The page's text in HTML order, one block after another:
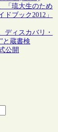
「琉大生のため
ブック2012」
ディスカバリ・
と蔵書検
公開